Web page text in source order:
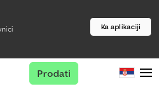
Ka aplikaciji
Prodati